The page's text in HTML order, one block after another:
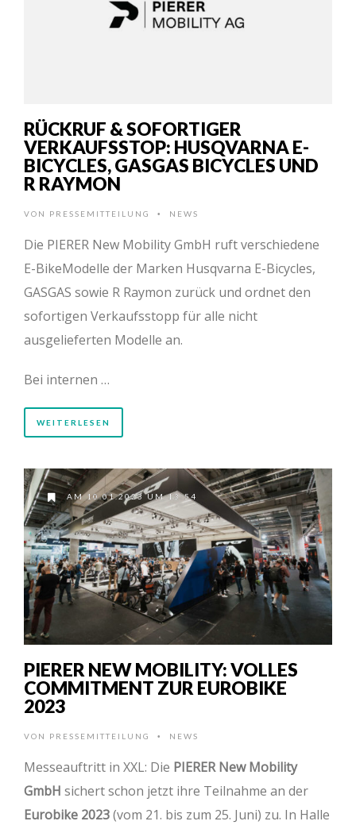
RÜCKRUF & SOFORTIGER
VERKAUFSSTOP: HUSQVARNA E-
BICYCLES, GASGAS BICYCLES UND
R RAYMON
VON PRESSEMITTEILUNG • NEWS
Die PIERER New Mobility GmbH ruft verschiedene
E-BikeModelle der Marken Husqvarna E-Bicycles,
GASGAS sowie R Raymon zurück und ordnet den
sofortigen Verkaufsstopp für alle nicht
ausgelieferten Modelle an.
Bei internen …
WEITERLESEN
AM 10.01.2023 UM 13:54
PIERER NEW MOBILITY: VOLLES
COMMITMENT ZUR EUROBIKE
2023
VON PRESSEMITTEILUNG • NEWS
Messeauftritt in XXL: Die PIERER New Mobility
GmbH sichert schon jetzt ihre Teilnahme an der
Eurobike 2023(vom 21. bis zum 25. Juni) zu. In Halle